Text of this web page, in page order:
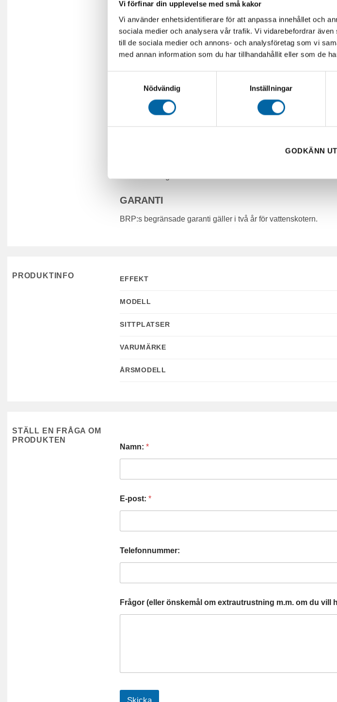
Vi förfinar din upplevelse med små kakor
Vi använder enhetsidentifierare för att anpassa innehållet och
sociala medier och analysera vår trafik. Vi vidarebefordrar
till de sociala medier och annons- och analysföretag som vi
med annan information som du har tillhandahållit eller som de
Nödvändig
Inställningar
GODKÄNN
INSTRUMENTERING
Typ av mätare 4,5″ digital display
• Varvtal
• Bränsleautonomiavstånd och tid till tom tank
• Timräknare
GARANTI
BRP:s begränsade garanti gäller i två år för vattenskotern.
PRODUKTINFO EFFEKT
MODELL
SITTPLATSER
VARUMÄRKE
ÅRSMODELL
STÄLL EN FRÅGA OM
PRODUKTEN
Namn:*
E-post:*
Telefonnummer:
Frågor (eller önskemål om extrautrustning m.m. om du vill
Skicka